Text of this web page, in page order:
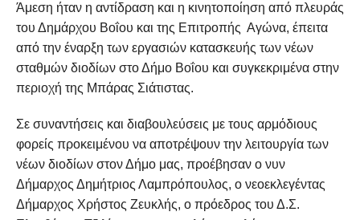
Άμεση ήταν η αντίδραση και η κινητοποίηση από πλευράς
του Δημάρχου Βοΐου και της Επιτροπής Αγώνα, έπειτα
από την έναρξη των εργασιών κατασκευής των νέων
σταθμών διοδίων στο Δήμο Βοΐου και συγκεκριμένα στην
περιοχή της Μπάρας Σιάτιστας.
Σε συναντήσεις και διαβουλεύσεις με τους αρμόδιους
φορείς προκειμένου να αποτρέψουν την λειτουργία των
νέων διοδίων στον Δήμο μας, προέβησαν ο νυν
Δήμαρχος Δημήτριος Λαμπρόπουλος, ο νεοεκλεγέντας
Δήμαρχος Χρήστος Ζευκλής, ο πρόεδρος του Δ.Σ.